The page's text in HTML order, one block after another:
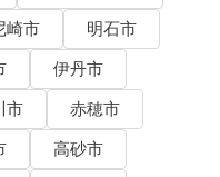
崎市
明石市
伊丹市
市
赤穂市
高砂市